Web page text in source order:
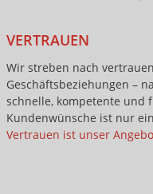
VERTRAUEN
Wir streben nach
Geschäftsbeziehungen –
schnelle, kompetente und
Kundenwünsche ist nur
Vertrauen ist unser